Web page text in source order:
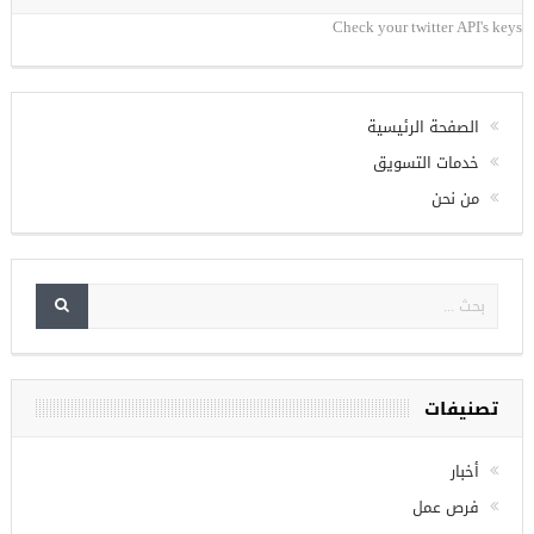
Check your twitter API's keys
الصفحة الرئيسية
خدمات التسويق
من نحن
تصنيفات
أخبار
فرص عمل